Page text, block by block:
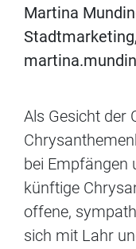
Martina
Als Gesicht der
bei Empfängen
künftige
offene,
sich mit Lahr